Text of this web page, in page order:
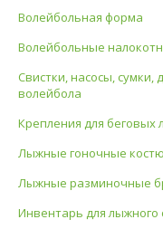
Волейбольная форма
Волейбольные
Свистки, насосы, сумки,
волейбола
Крепления для беговых
Лыжные гоночные
Лыжные разминочные
Инвентарь для лыжного